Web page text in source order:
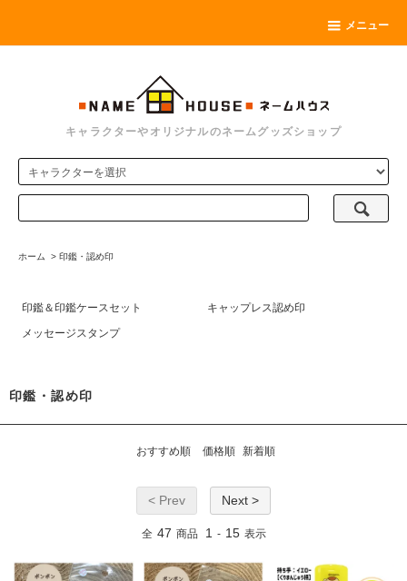
メニュー
キャラクターやオリジナルのネームグッズショップ
ホーム > 印鑑・認め印
印鑑＆印鑑ケースセット
キャップレス認め印
メッセージスタンプ
印鑑・認め印
おすすめ順 価格順 新着順
< Prev Next >
全 47 商品 1 - 15 表示